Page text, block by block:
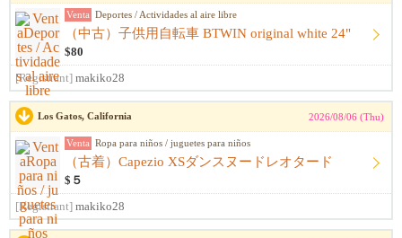
Venta Deportes / Actividades al aire libre
（中古）子供用自転車 BTWIN original white 24"
$80
[Registrant] makiko28
Los Gatos, California 2026/08/06 (Thu)
Venta Ropa para niños / juguetes para niños
（古着）Capezio XSダンスヌードレオタード
$５
[Registrant] makiko28